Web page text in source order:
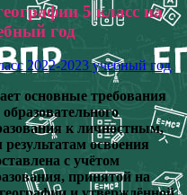
5 класс на
год
2022-2023 учебный год
основные требования
к личностным,
освоения
с учётом
принятой на